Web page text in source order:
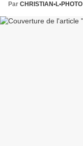
Par CHRISTIAN•L•PHOTO